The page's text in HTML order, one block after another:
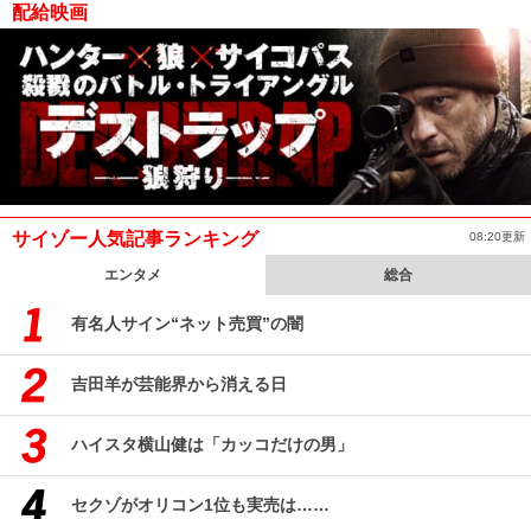
配給映画
サイゾー人気記事ランキング 08:20更新
エンタメ 総合
有名人サイン“ネット売買”の闇
吉田羊が芸能界から消える日
ハイスタ横山健は「カッコだけの男」
セクゾがオリコン1位も実売は……